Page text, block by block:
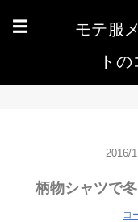
☰
モテ服
ト
2016/
柄物シャツで
コ